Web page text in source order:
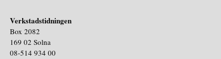
Verkstadstidningen
Box 2082
169 02 Solna
08-514 934 00